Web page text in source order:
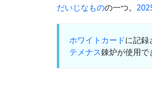
だいじなものの一つ。
ホワイトカードに記録
テメナス錬炉が使用で